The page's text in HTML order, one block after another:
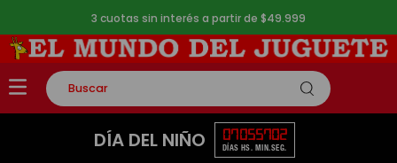
3 cuotas sin interés a partir de $49.999
Buscar
TÉRMINOS MÁS BUSCADOS
DÍA DEL NIÑO 07
DÍAS
05
HS.
57
MIN.
02
SEG.